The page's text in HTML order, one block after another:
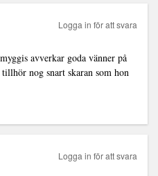
avverkar goda vänner på
nog snart skaran som hon
Logga in för att svara
Logga in för att svara